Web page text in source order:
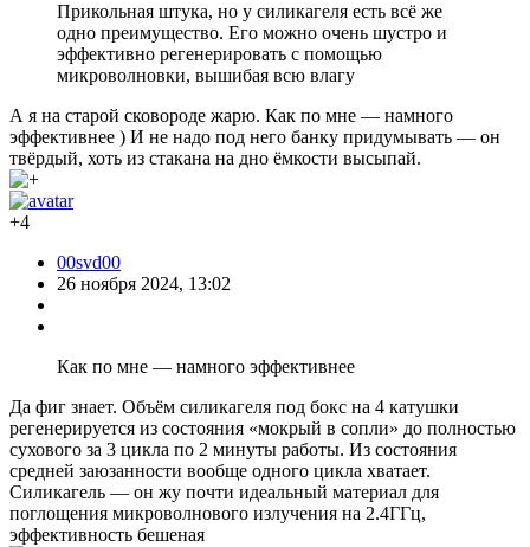
Прикольная штука, но у силикагеля есть всё же
одно преимущество. Его можно очень шустро и
эффективно регенерировать с помощью
микроволновки, вышибая всю влагу
А я на старой сковороде жарю. Как по мне — намного
эффективнее ) И не надо под него банку придумывать — он
твёрдый, хоть из стакана на дно ёмкости высыпай.
+4
00svd00
26 ноября 2024, 13:02
Как по мне — намного эффективнее
Да фиг знает. Объём силикагеля под бокс на 4 катушки
регенерируется из состояния «мокрый в сопли» до полностью
сухового за 3 цикла по 2 минуты работы. Из состояния
средней заюзанности вообще одного цикла хватает.
Силикагель — он жу почти идеальный материал для
поглощения микроволнового излучения на 2.4ГГц,
эффективность бешеная